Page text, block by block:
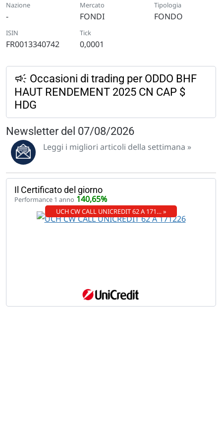
Nazione
-
Mercato
FONDI
Tipologia
FONDO
ISIN
FR0013340742
Tick
0,0001
Occasioni di trading per ODDO BHF
HAUT RENDEMENT 2025 CN CAP $
HDG
Newsletter del 07/08/2026
Leggi i migliori articoli della settimana »
Il Certificato del giorno
Performance 1 anno 140,65%
UCH CW CALL UNICREDIT 62 A 171… »